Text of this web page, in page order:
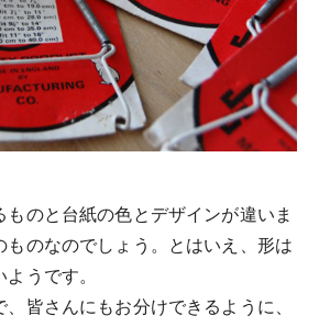
ものと台紙の色とデザインが違いま
ものなのでしょう。とはいえ、形は
うです。
皆さんにもお分けできるように、